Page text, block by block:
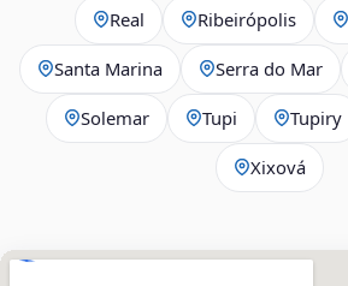
Real Ribeirópolis
Santa Marina Serra do Mar
Solemar Tupi Tupiry
Xixová